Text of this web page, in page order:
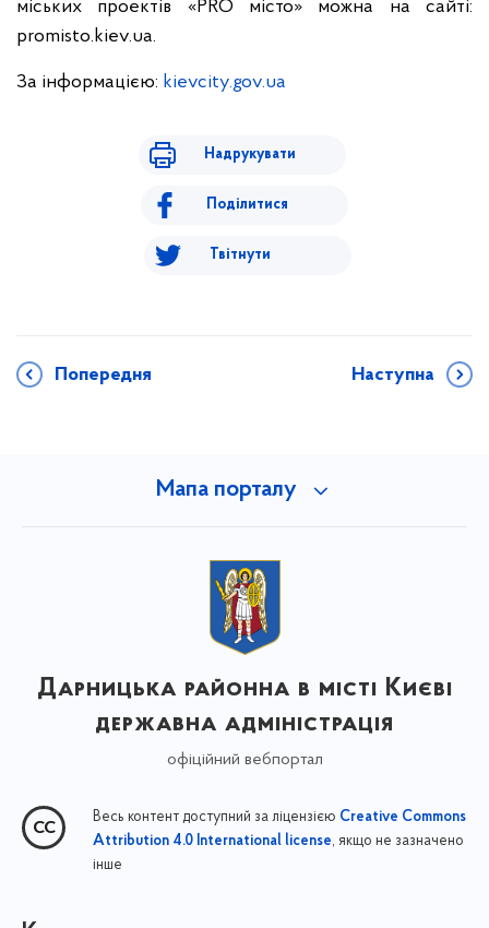
міських проектів «PRO місто» можна на сайті:
promisto.kiev.ua.
За інформацією: kievcity.gov.ua
Надрукувати
Поділитися
Твітнути
Попередня Наступна
Мапа порталу
Дарницька районна в місті Києві
державна адміністрація
офіційний вебпортал
Весь контент доступний за ліцензією Creative Commons
Attribution 4.0 International license, якщо не зазначено
інше